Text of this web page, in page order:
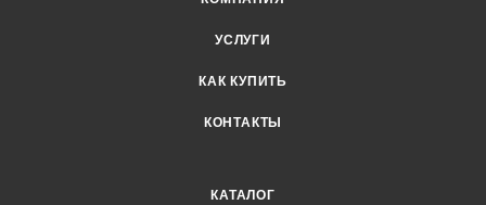
УСЛУГИ
КАК КУПИТЬ
КОНТАКТЫ
КАТАЛОГ